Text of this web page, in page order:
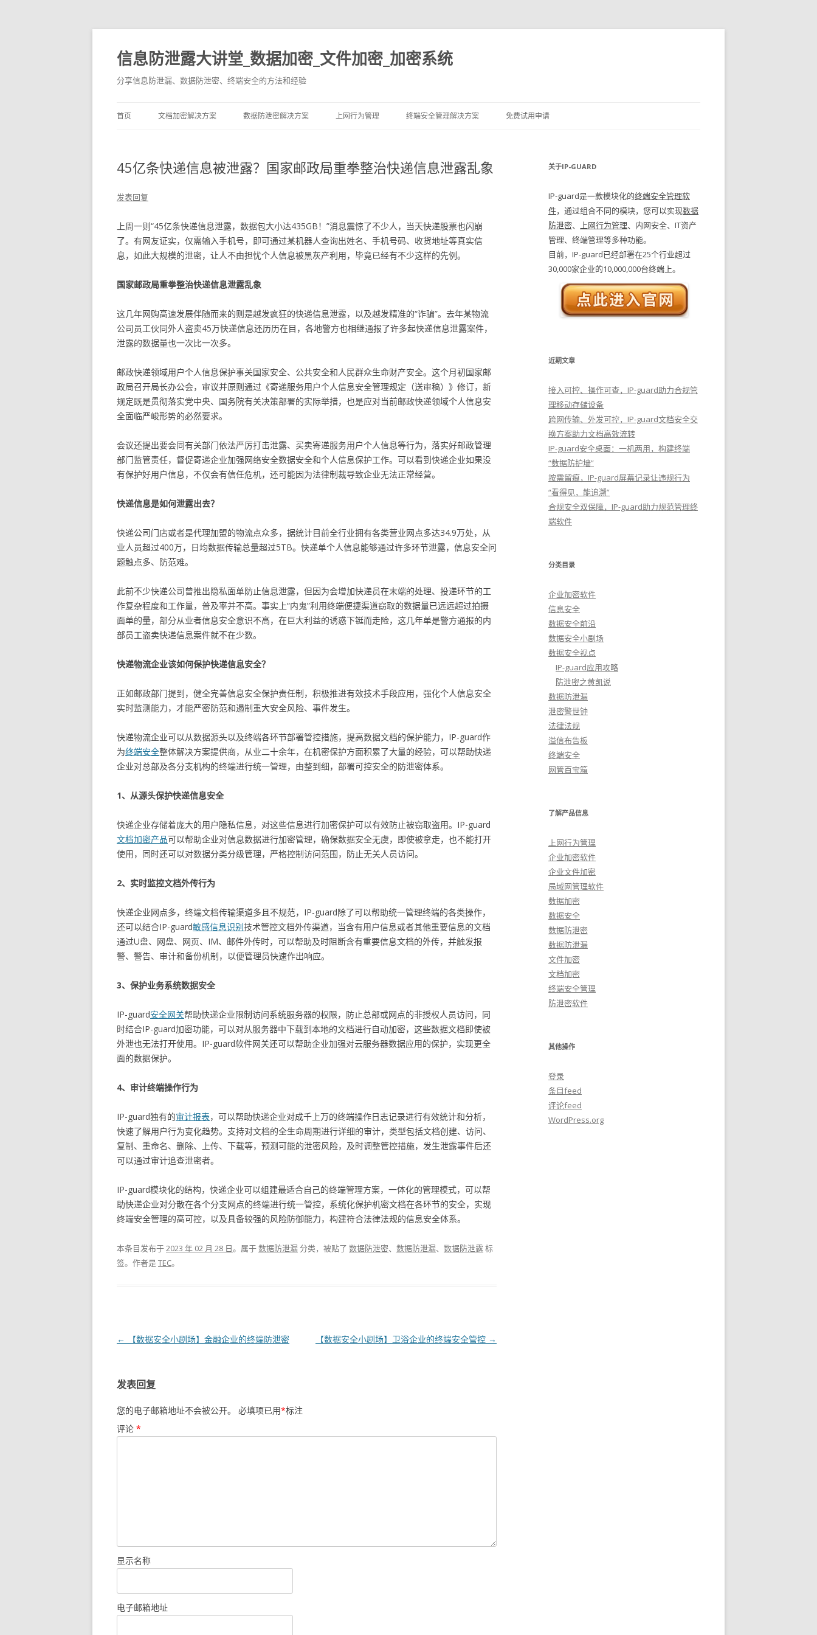
信息防泄露大讲堂_数据加密_文件加密_加密系统
分享信息防泄漏、数据防泄密、终端安全的方法和经验
首页 文档加密解决方案 数据防泄密解决方案 上网行为管理 终端安全管理解决方案 免费试用申请
45亿条快递信息被泄露？国家邮政局重拳整治快递信息泄露乱象
发表回复
上周一则“45亿条快递信息泄露，数据包大小达435GB！”消息震惊了不少人，当天快递股票也闪崩
了。有网友证实，仅需输入手机号，即可通过某机器人查询出姓名、手机号码、收货地址等真实信
息，如此大规模的泄密，让人不由担忧个人信息被黑灰产利用，毕竟已经有不少这样的先例。
国家邮政局重拳整治快递信息泄露乱象
这几年网购高速发展伴随而来的则是越发疯狂的快递信息泄露，以及越发精准的“诈骗”。去年某物流
公司员工伙同外人盗卖45万快递信息还历历在目，各地警方也相继通报了许多起快递信息泄露案件，
泄露的数据量也一次比一次多。
邮政快递领域用户个人信息保护事关国家安全、公共安全和人民群众生命财产安全。这个月初国家邮
政局召开局长办公会，审议并原则通过《寄递服务用户个人信息安全管理规定（送审稿）》修订，新
规定既是贯彻落实党中央、国务院有关决策部署的实际举措，也是应对当前邮政快递领域个人信息安
全面临严峻形势的必然要求。
会议还提出要会同有关部门依法严厉打击泄露、买卖寄递服务用户个人信息等行为，落实好邮政管理
部门监管责任，督促寄递企业加强网络安全数据安全和个人信息保护工作。可以看到快递企业如果没
有保护好用户信息，不仅会有信任危机，还可能因为法律制裁导致企业无法正常经营。
快递信息是如何泄露出去？
快递公司门店或者是代理加盟的物流点众多，据统计目前全行业拥有各类营业网点多达34.9万处，从
业人员超过400万，日均数据传输总量超过5TB。快递单个人信息能够通过许多环节泄露，信息安全问
题触点多、防范难。
此前不少快递公司曾推出隐私面单防止信息泄露，但因为会增加快递员在末端的处理、投递环节的工
作复杂程度和工作量，普及率并不高。事实上“内鬼”利用终端便捷渠道窃取的数据量已远远超过拍摄
面单的量，部分从业者信息安全意识不高，在巨大利益的诱惑下铤而走险，这几年单是警方通报的内
部员工盗卖快递信息案件就不在少数。
快递物流企业该如何保护快递信息安全？
正如邮政部门提到，健全完善信息安全保护责任制，积极推进有效技术手段应用，强化个人信息安全
实时监测能力，才能严密防范和遏制重大安全风险、事件发生。
快递物流企业可以从数据源头以及终端各环节部署管控措施，提高数据文档的保护能力，IP-guard作
为终端安全整体解决方案提供商，从业二十余年，在机密保护方面积累了大量的经验，可以帮助快递
企业对总部及各分支机构的终端进行统一管理，由整到细，部署可控安全的防泄密体系。
1、从源头保护快递信息安全
快递企业存储着庞大的用户隐私信息，对这些信息进行加密保护可以有效防止被窃取盗用。IP-guard
文档加密产品可以帮助企业对信息数据进行加密管理，确保数据安全无虞，即使被拿走，也不能打开
使用，同时还可以对数据分类分级管理，严格控制访问范围，防止无关人员访问。
2、实时监控文档外传行为
快递企业网点多，终端文档传输渠道多且不规范，IP-guard除了可以帮助统一管理终端的各类操作，
还可以结合IP-guard敏感信息识别技术管控文档外传渠道，当含有用户信息或者其他重要信息的文档
通过U盘、网盘、网页、IM、邮件外传时，可以帮助及时阻断含有重要信息文档的外传，并触发报
警、警告、审计和备份机制，以便管理员快速作出响应。
3、保护业务系统数据安全
IP-guard安全网关帮助快递企业限制访问系统服务器的权限，防止总部或网点的非授权人员访问，同
时结合IP-guard加密功能，可以对从服务器中下载到本地的文档进行自动加密，这些数据文档即使被
外泄也无法打开使用。IP-guard软件网关还可以帮助企业加强对云服务器数据应用的保护，实现更全
面的数据保护。
4、审计终端操作行为
IP-guard独有的审计报表，可以帮助快递企业对成千上万的终端操作日志记录进行有效统计和分析，
快速了解用户行为变化趋势。支持对文档的全生命周期进行详细的审计，类型包括文档创建、访问、
复制、重命名、删除、上传、下载等，预测可能的泄密风险，及时调整管控措施，发生泄露事件后还
可以通过审计追查泄密者。
IP-guard模块化的结构，快递企业可以组建最适合自己的终端管理方案，一体化的管理模式，可以帮
助快递企业对分散在各个分支网点的终端进行统一管控，系统化保护机密文档在各环节的安全，实现
终端安全管理的高可控，以及具备较强的风险防御能力，构建符合法律法规的信息安全体系。
本条目发布于2023 年 02 月 28 日。属于数据防泄漏分类，被贴了 数据防泄密、 数据防泄漏、 数据防泄露标
签。 作者是TEC。
文章导航
← 【数据安全小剧场】金融企业的终端防泄密 【数据安全小剧场】卫浴企业的终端安全管控 →
发表回复
您的电子邮箱地址不会被公开。 必填项已用*标注
评论 *
显示名称
电子邮箱地址
关于IP-GUARD
IP-guard是一款模块化的终端安全管理软
件，通过组合不同的模块，您可以实现数据
防泄密、 上网行为管理、内网安全、IT资产
管理、终端管理等多种功能。
目前，IP-guard已经部署在25个行业超过
30,000家企业的10,000,000台终端上。
近期文章
接入可控、操作可查，IP-guard助力合规管
理移动存储设备
跨网传输、外发可控，IP-guard文档安全交
换方案助力文档高效流转
IP-guard安全桌面：一机两用，构建终端
“数据防护墙”
按需留痕，IP-guard屏幕记录让违规行为
“看得见，能追溯”
合规安全双保障，IP-guard助力规范管理终
端软件
分类目录
企业加密软件
信息安全
数据安全前沿
数据安全小剧场
数据安全视点
IP-guard应用攻略
防泄密之黄凯说
数据防泄漏
泄密警世钟
法律法规
溢信布告板
终端安全
网管百宝箱
了解产品信息
上网行为管理
企业加密软件
企业文件加密
局域网管理软件
数据加密
数据安全
数据防泄密
数据防泄漏
文件加密
文档加密
终端安全管理
防泄密软件
其他操作
登录
条目feed
评论feed
WordPress.org